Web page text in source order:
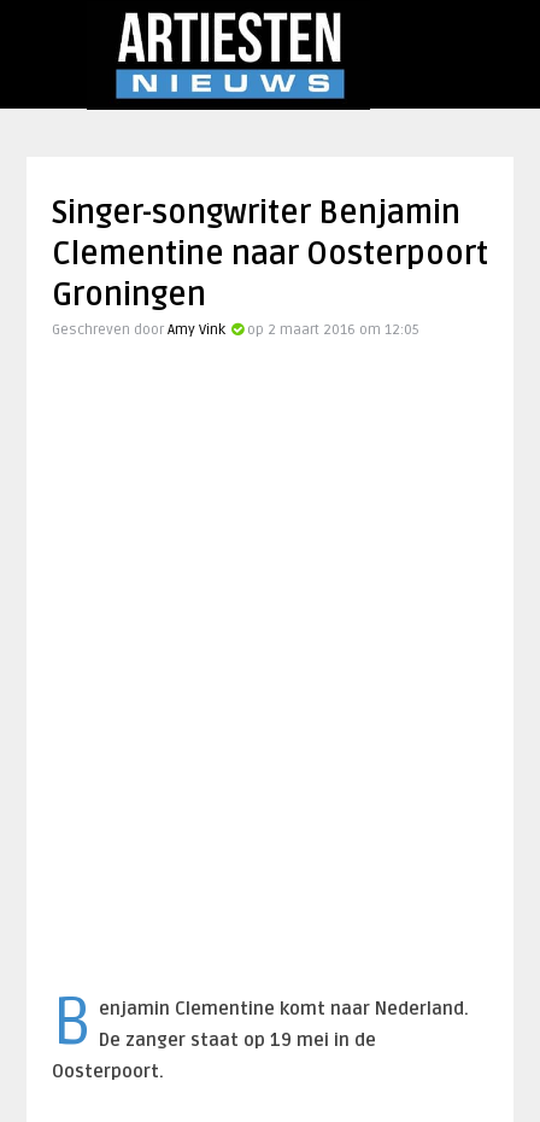
Singer-songwriter Benjamin
Clementine naar Oosterpoort
Groningen
Geschreven door Amy Vink op 2 maart 2016 om 12:05
B
enjamin Clementine komt naar Nederland.
De zanger staat op 19 mei in de
Oosterpoort.